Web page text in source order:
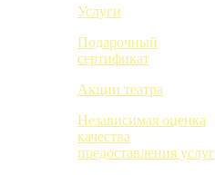
Услуги
Подарочный
сертификат
Акции театра
Независимая оценка
качества
предоставления услуг